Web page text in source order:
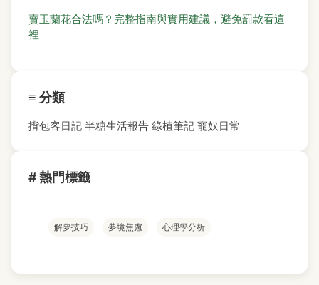
賣玉蘭花合法嗎？完整指南與實用建議，避免罰款看這
裡
≡ 分類
揹包客日記 半糖生活報告 綠植筆記 寵奴日常
# 熱門標籤
解夢技巧 夢境焦慮 心理學分析